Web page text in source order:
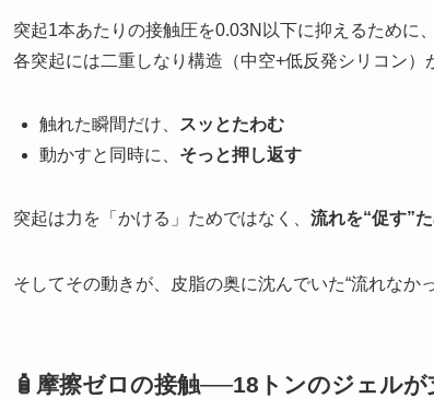
突起1本あたりの接触圧を0.03N以下に抑えるために、
各突起には二重しなり構造（中空+低反発シリコン）
触れた瞬間だけ、
スッとたわむ
動かすと同時に、 そっと押し返す
突起は力を「かける」ためではなく、 流れを“促す”
そしてその動きが、皮脂の奥に沈んでいた“流れなか
🧴摩擦ゼロの接触──18トンのジェル